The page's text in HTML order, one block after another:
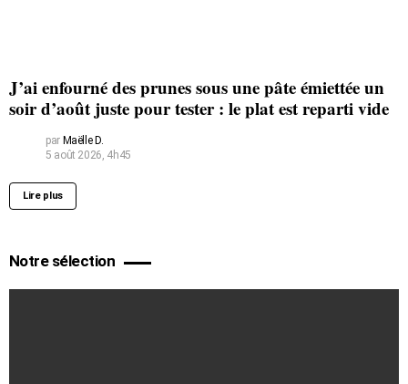
J’ai enfourné des prunes sous une pâte émiettée un
soir d’août juste pour tester : le plat est reparti vide
par Maëlle D.
5 août 2026, 4h45
Lire plus
Notre sélection